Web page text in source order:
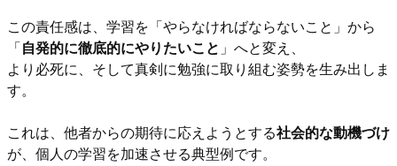
この責任感は、学習を「やらなければならないこと」から
「自発的に徹底的にやりたいこと 」へと変え、
より必死に、そして真剣に勉強に取り組む姿勢を生み出しま
す。
これは、他者からの期待に応えようとする社会的な動機づけ
が、個人の学習を加速させる典型例です。